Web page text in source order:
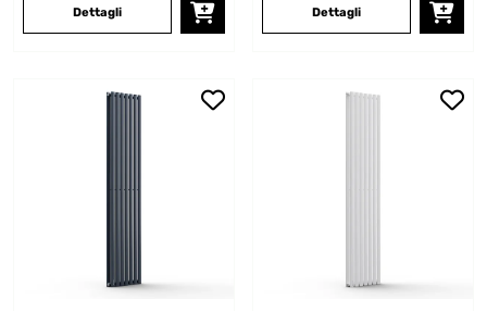
Dettagli Dettagli